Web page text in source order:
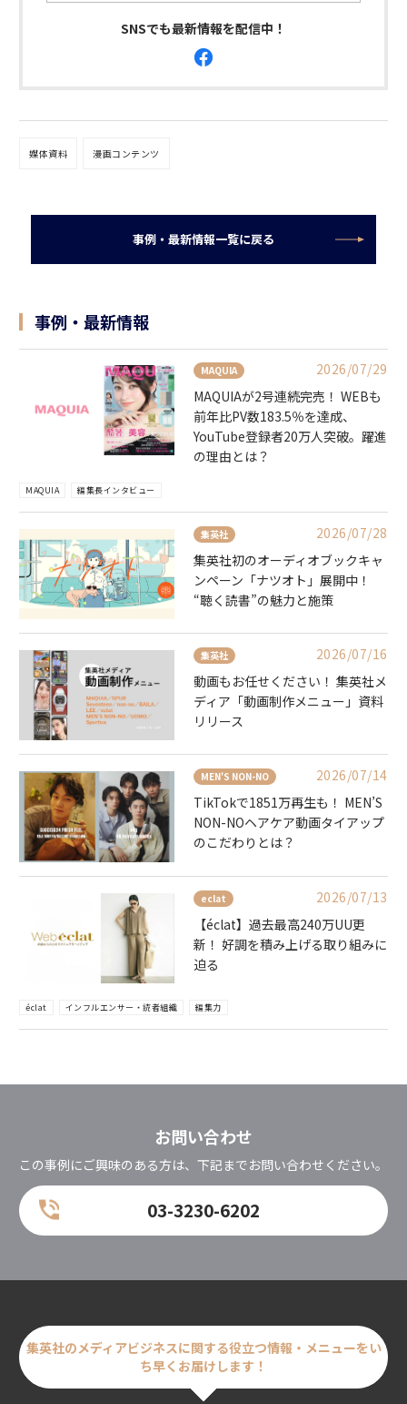
SNSでも最新情報を配信中！
媒体資料 漫画コンテンツ
事例・最新情報一覧に戻る
事例・最新情報
MAQUIA
2026/07/29
MAQUIAが2号連続完売！ WEBも
前年比PV数183.5％を達成、
YouTube登録者20万人突破。躍進
の理由とは？
MAQUIA 編集長インタビュー
集英社
2026/07/28
集英社初のオーディオブックキャ
ンペーン「ナツオト」展開中！
“聴く読書”の魅力と施策
集英社
2026/07/16
動画もお任せください！ 集英社メ
ディア「動画制作メニュー」資料
リリース
MEN'S NON-NO
2026/07/14
TikTokで1851万再生も！ MEN’S
NON-NOヘアケア動画タイアップ
のこだわりとは？
eclat
2026/07/13
【éclat】過去最高240万UU更
新！ 好調を積み上げる取り組みに
迫る
éclat インフルエンサー・読者組織 編集力
お問い合わせ
この事例にご興味のある方は、下記までお問い合わせください。
03-3230-6202
集英社のメディアビジネスに関する役立つ情報・メニューをい
ち早くお届けします！